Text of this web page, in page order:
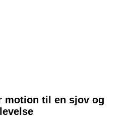
motion til en sjov og